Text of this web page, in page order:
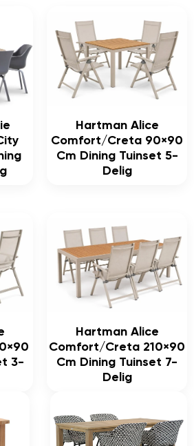
Hartman Alice
Comfort/Creta 90×90
Cm Dining Tuinset 5-
Delig
3-
Hartman Alice
Comfort/Creta 210×90
Cm Dining Tuinset 7-
Delig